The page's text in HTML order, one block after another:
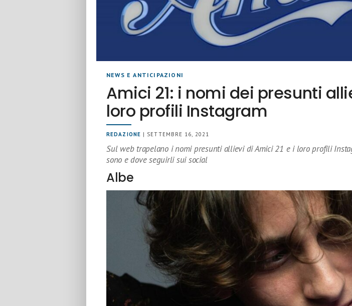
NEWS E ANTICIPAZIONI
Amici 21: i nomi dei presunti
loro profili Instagram
REDAZIONE | SETTEMBRE 16, 2021
Sul web trapelano i nomi presunti allievi di Amici 21 e i loro profili
sono e dove seguirli sui social
Albe